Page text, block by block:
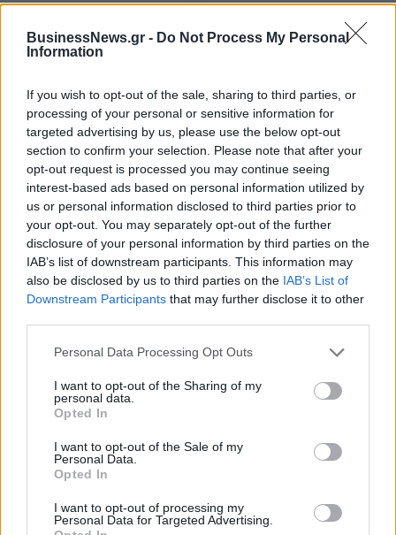
BusinessNews.gr - Do Not Process My Personal
Information
If you wish to opt-out of the sale, sharing to third parties, or
processing of your personal or sensitive information for
targeted advertising by us, please use the below opt-out
section to confirm your selection. Please note that after your
opt-out request is processed you may continue seeing
interest-based ads based on personal information utilized by
us or personal information disclosed to third parties prior to
your opt-out. You may separately opt-out of the further
disclosure of your personal information by third parties on the
IAB’s list of downstream participants. This information may
also be disclosed by us to third parties on the IAB’s List of
Downstream Participants that may further disclose it to other
Personal Data Processing Opt Outs
I want to opt-out of the Sharing of my
personal data.
Opted In
I want to opt-out of the Sale of my
Personal Data.
Opted In
I want to opt-out of processing my
Personal Data for Targeted Advertising.
Η Toyota φέρνει νέα γενιά
μπαταριών για τα υβριδικά της
Σε κινεζική… πολιορκία η
Νέο Audi A2 e-tron με στόχο την κορυφή της αποδοτικότητας
Platon BC: «Στόχος μας στις
ακαδημίες να εξελίσσονται οι
παίκτες»
Για την πρόκριση στις "4" οι
Νεάνιδες απόψε κόντρα στη
Λιθουανία (live stream)
Χρηματοδότηση 8 εκατ. ευρώ σε 843 μέσα ενημέρωσης- Ξεκίνησε
Ειδικό Χωροταξικό Πλαίσιο για
τον Τουρισμό: Στρατηγικό
τουριστική ανάπτυξη
Η Chery επενδύει 75 εκατ. δολάρια στην KG Mobility